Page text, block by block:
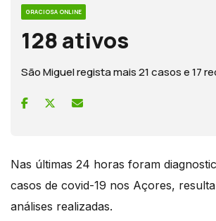
GRACIOSA ONLINE
128 ativos
São Miguel regista mais 21 casos e 17
Nas últimas 24 horas foram
casos de covid-19 nos Açores,
análises realizadas.